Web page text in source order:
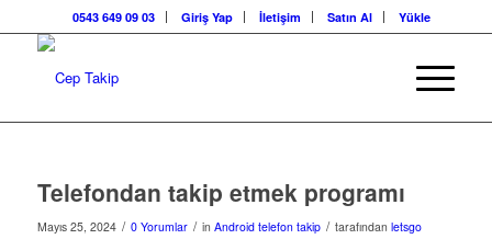
0543 649 09 03 Giriş Yap İletişim Satın Al Yükle
Telefondan takip etmek programı
Mayıs 25, 2024 / 0 Yorumlar / in Android telefon takip / tarafından letsgo